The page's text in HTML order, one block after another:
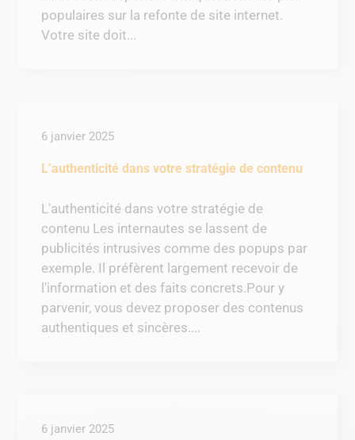
populaires sur la refonte de site internet.
Votre site doit...
L’authenticité dans votre stratégie de contenu
6 janvier 2025
L'authenticité dans votre stratégie de
contenu Les internautes se lassent de
publicités intrusives comme des popups par
exemple. Il préfèrent largement recevoir de
l'information et des faits concrets.Pour y
parvenir, vous devez proposer des contenus
authentiques et sincères....
6 janvier 2025